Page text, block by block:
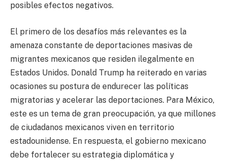
posibles efectos negativos.
El primero de los desafíos más relevantes es la
amenaza constante de deportaciones masivas de
migrantes mexicanos que residen ilegalmente en
Estados Unidos. Donald Trump ha reiterado en varias
ocasiones su postura de endurecer las políticas
migratorias y acelerar las deportaciones. Para México,
este es un tema de gran preocupación, ya que millones
de ciudadanos mexicanos viven en territorio
estadounidense. En respuesta, el gobierno mexicano
debe fortalecer su estrategia diplomática y